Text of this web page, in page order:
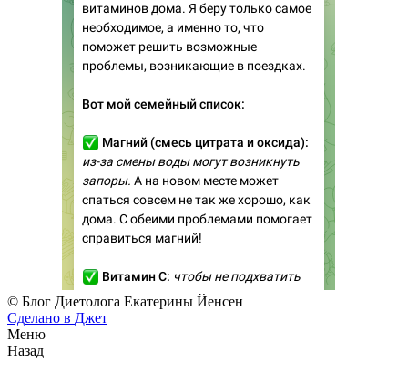
© Блог Диетолога Екатерины Йенсен
Сделано в Джет
Меню
Назад